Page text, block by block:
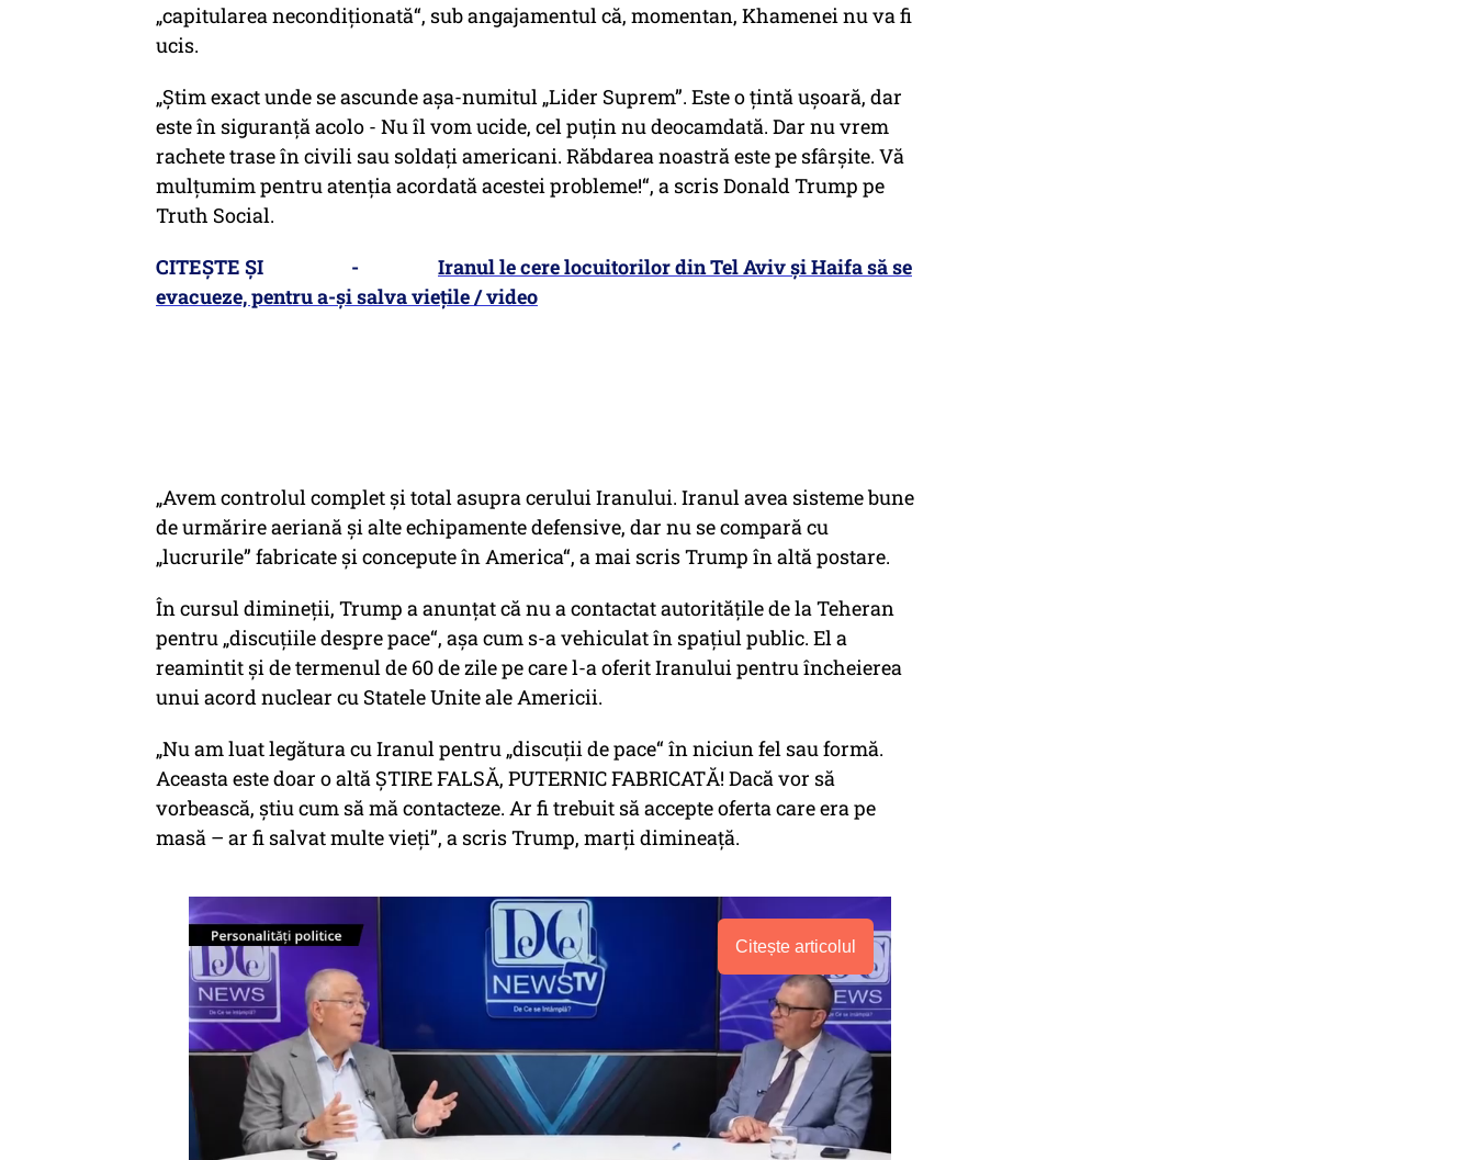
„capitularea necondiționată“, sub angajamentul că, momentan, Khamenei nu va fi
ucis.
„Știm exact unde se ascunde așa-numitul „Lider Suprem”. Este o țintă ușoară, dar
este în siguranță acolo - Nu îl vom ucide, cel puțin nu deocamdată. Dar nu vrem
rachete trase în civili sau soldați americani. Răbdarea noastră este pe sfârșite. Vă
mulțumim pentru atenția acordată acestei probleme!“, a scris Donald Trump pe
Truth Social.
CITEȘTE ȘI - Iranul le cere locuitorilor din Tel Aviv și Haifa să se
evacueze, pentru a-și salva viețile / video
„Avem controlul complet și total asupra cerului Iranului. Iranul avea sisteme bune
de urmărire aeriană și alte echipamente defensive, dar nu se compară cu
„lucrurile” fabricate și concepute în America“, a mai scris Trump în altă postare.
În cursul dimineții, Trump a anunțat că nu a contactat autoritățile de la Teheran
pentru „discuțiile despre pace“, așa cum s-a vehiculat în spațiul public. El a
reamintit și de termenul de 60 de zile pe care l-a oferit Iranului pentru încheierea
unui acord nuclear cu Statele Unite ale Americii.
„Nu am luat legătura cu Iranul pentru „discuții de pace“ în niciun fel sau formă.
Aceasta este doar o altă ȘTIRE FALSĂ, PUTERNIC FABRICATĂ! Dacă vor să
vorbească, știu cum să mă contacteze. Ar fi trebuit să accepte oferta care era pe
masă – ar fi salvat multe vieți”, a scris Trump, marți dimineață.
Citește articolul